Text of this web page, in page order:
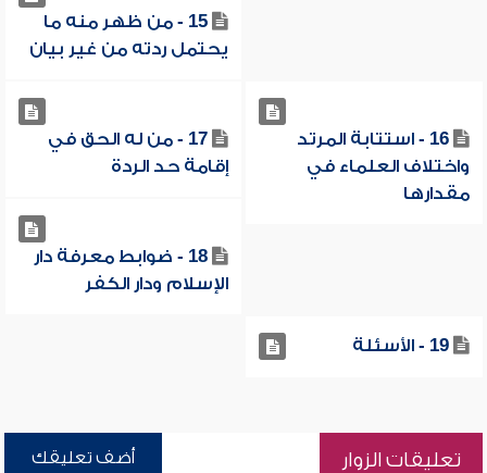
15 - من ظهر منه ما
يحتمل ردته من غير بيان
16 - استتابة المرتد
واختلاف العلماء في
مقدارها
17 - من له الحق في
إقامة حد الردة
18 - ضوابط معرفة دار
الإسلام ودار الكفر
19 - الأسئلة
تعليقات الزوار أضف تعليقك